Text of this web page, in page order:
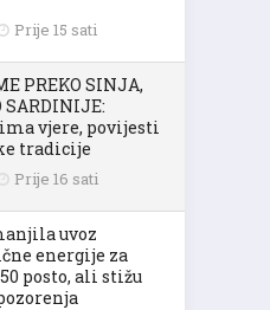
Prije 15 sati
PREKO SINJA,
SARDINIJE:
vjere, povijesti
tradicije
Prije 16 sati
uvoz
energije za
posto, ali stižu